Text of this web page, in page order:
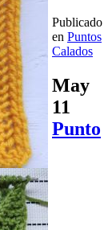
Publicado
en Puntos
Calados
May
11
Punto